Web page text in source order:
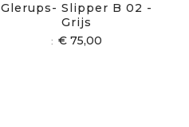
Glerups- Slipper B 02 -
Grijs
€ 75,00